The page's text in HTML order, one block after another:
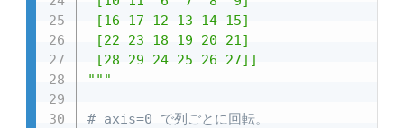
[16 17 12 13 14 15]
[22 23 18 19 20 21]
[28 29 24 25 26 27]]
"""
# axis=0 で列ごとに回転。